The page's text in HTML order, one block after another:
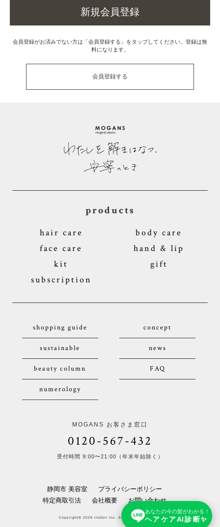
あなたの今の髪がわかる！
ヘアケアAI診断✨
新規会員登録
会員登録がお済みでない方は「会員登録する」をタップしてください。登録は無
料になります。
会員登録する
products
hair care
body care
face care
hand & lip
kit
gift
subscription
shopping guide concept
sustainable news
beauty column FAQ
numerology
MOGANS お客さま窓口
0120-567-432
受付時間 9:00〜21:00（年末年始除く）
静岡市 美容室
プライバシーポリシー
特定商取引法
会社概要 お問い合わせ
Copyright© 2026 irodori inc. All Rights Reserved.